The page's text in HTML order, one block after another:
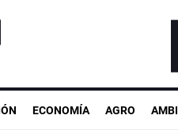
ECONOMÍA AGRO